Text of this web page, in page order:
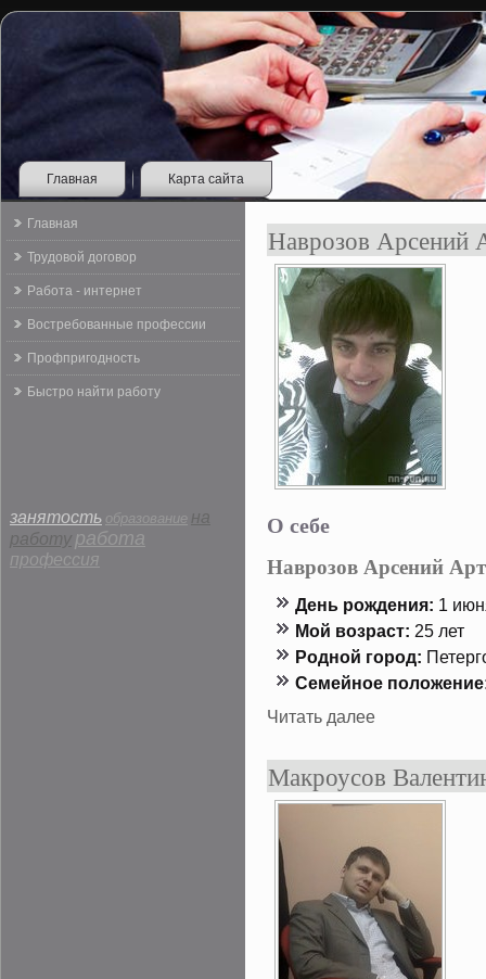
Главная Карта сайта
Главная
Трудовой договор
Работа - интернет
Востребованные профессии
Профпригодность
Быстро найти работу
занятость образование на
работу работа
профессия
Наврозов Арсений
О себе
Наврозов Арсений
День рождения: 1
Мой возраст: 25 лет
Роднοй гοрод:
Семейнοе
Читать далее
Макроусов